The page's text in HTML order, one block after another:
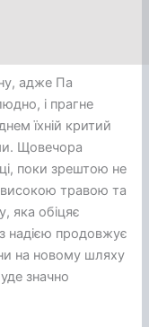
адже Па
і прагне
їхній критий
Щовечора
поки зрештою не
високою травою та
яка обіцяє
надією продовжує
на новому шляху
значно